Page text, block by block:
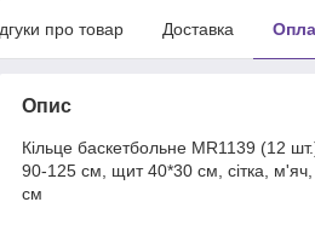
про товар Доставка
Опис
Кільце баскетбольне MR1139 (12
90-125 см, щит 40*30 см, сітка, м'яч,
см